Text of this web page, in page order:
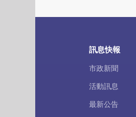
訊息快報
市政新聞
活動訊息
最新公告